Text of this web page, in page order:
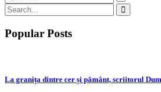
Popular Posts
La granița dintre cer și pământ, scriitorul